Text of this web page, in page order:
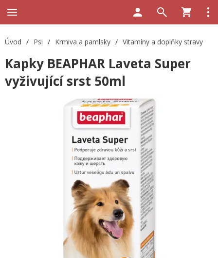
Úvod / Psi / Krmiva a pamlsky / Vitamíny a doplňky stravy
Kapky BEAPHAR Laveta Super
vyživující srst 50ml